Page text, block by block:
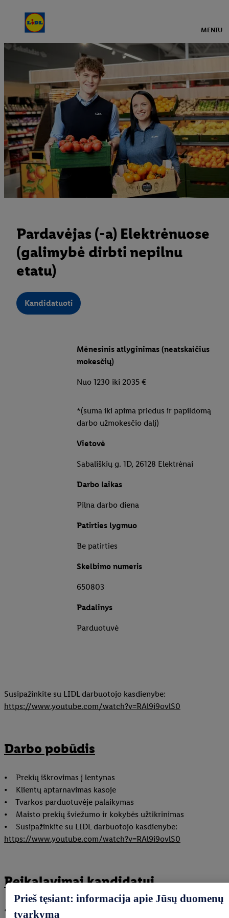
MENIU
Pardavėjas (-a) Elektrėnuose
(galimybė dirbti nepilnu
etatu)
Kandidatuoti
Mėnesinis atlyginimas (neatskaičius
mokesčių)
Nuo 1230 iki 2035 €
*(suma iki apima priedus ir papildomą
darbo užmokesčio dalį)
Vietovė
Sabališkių g. 1D, 26128 Elektrėnai
Darbo laikas
Pilna darbo diena
Patirties lygmuo
Be patirties
Skelbimo numeris
650803
Padalinys
Parduotuvė
Susipažinkite su LIDL darbuotojo kasdienybe:
https://www.youtube.com/watch?v=RAl9i9ovlS0
Darbo pobūdis
• Prekių iškrovimas į lentynas
• Klientų aptarnavimas kasoje
• Tvarkos parduotuvėje palaikymas
• Maisto prekių šviežumo ir kokybės užtikrinimas
• Susipažinkite su LIDL darbuotojo kasdienybe:
https://www.youtube.com/watch?v=RAl9i9ovlS0
Reikalavimai kandidatui
• Gali dirbti pamainomis nuo 5:30 iki 14:30 val. ir nuo 14:00
Prieš tęsiant: informacija apie Jūsų duomenų
tvarkymą